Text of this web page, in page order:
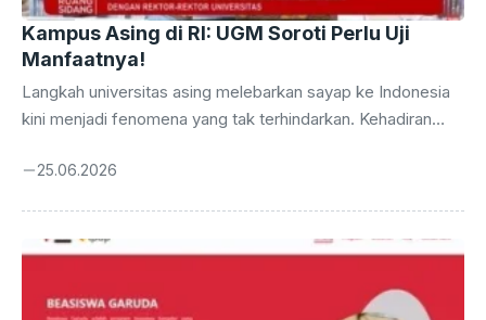
Kampus Asing di RI: UGM Soroti Perlu Uji
Manfaatnya!
Langkah universitas asing melebarkan sayap ke Indonesia
kini menjadi fenomena yang tak terhindarkan. Kehadiran
dalam dunia pendidikan tinggi tanah air, menawarkan ragam
tersebut, muncul suara kritis yang mengajak untuk melihat
melalui salah satu wakil rektornya, secara tegas meminta
25.06.2026